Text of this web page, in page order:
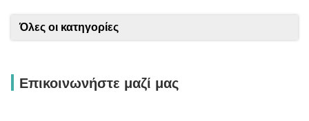
Όλες οι κατηγορίες
Επικοινωνήστε μαζί μας